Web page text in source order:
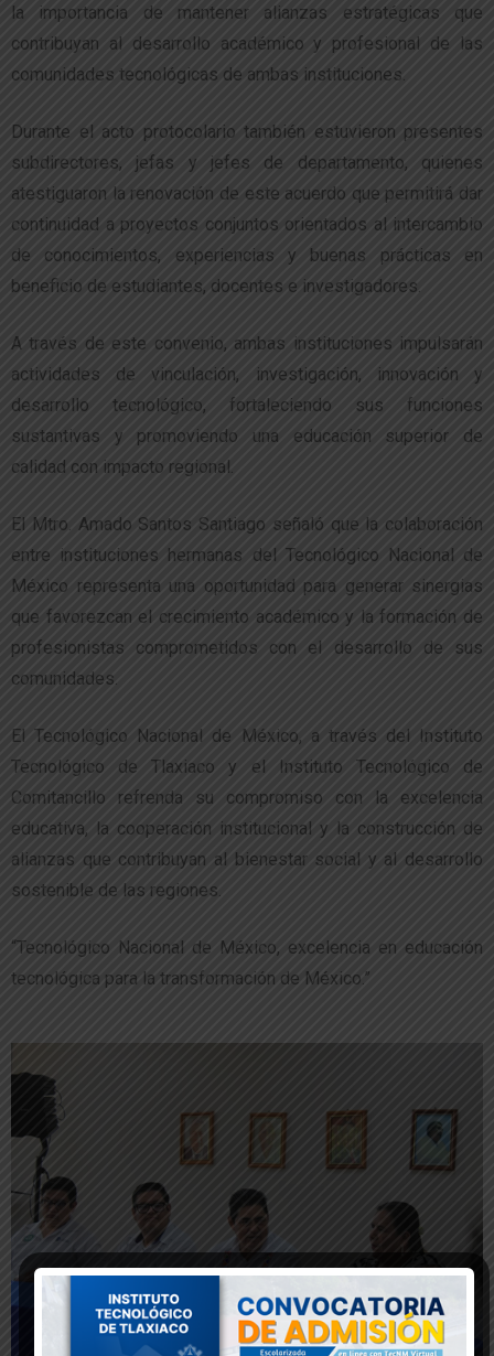
la importancia de mantener alianzas estratégicas que
contribuyan al desarrollo académico y profesional de las
comunidades tecnológicas de ambas instituciones.
Durante el acto protocolario también estuvieron presentes
subdirectores, jefas y jefes de departamento, quienes
atestiguaron la renovación de este acuerdo que permitirá dar
continuidad a proyectos conjuntos orientados al intercambio
de conocimientos, experiencias y buenas prácticas en
beneficio de estudiantes, docentes e investigadores.
A través de este convenio, ambas instituciones impulsarán
actividades de vinculación, investigación, innovación y
desarrollo tecnológico, fortaleciendo sus funciones
sustantivas y promoviendo una educación superior de
calidad con impacto regional.
El Mtro. Amado Santos Santiago señaló que la colaboración
entre instituciones hermanas del Tecnológico Nacional de
México representa una oportunidad para generar sinergias
que favorezcan el crecimiento académico y la formación de
profesionistas comprometidos con el desarrollo de sus
comunidades.
El Tecnológico Nacional de México, a través del Instituto
Tecnológico de Tlaxiaco y el Instituto Tecnológico de
Comitancillo refrenda su compromiso con la excelencia
educativa, la cooperación institucional y la construcción de
alianzas que contribuyan al bienestar social y al desarrollo
sostenible de las regiones.
“Tecnológico Nacional de México, excelencia en educación
tecnológica para la transformación de México.”